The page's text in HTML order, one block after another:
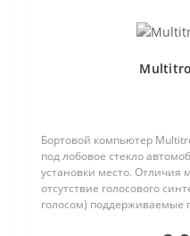
Бортовой компьютер
под лобовое стекло
установки место. Отличия
отсутствие голосового
голосом) поддерживаемые